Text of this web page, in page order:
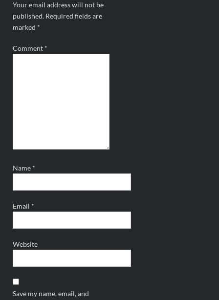
Your email address will not be
published. Required fields are
marked *
Comment *
Name *
Email *
Website
Save my name, email, and